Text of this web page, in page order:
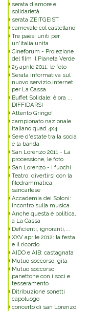
serata d'amore e
solidarietà
serata ZEITGEIST
carnevale col castellano
Tre paesi uniti per
un'italia unita
Cineforum - Proiezione
del film Il Pianeta Verde
25 aprile 2011: le foto
Serata informativa sul
nuovo servizio internet
per La Cassa
Buffet Solidale: è ora ...
DIFFIDARSI
Attento Gringo!
campionato nazionale
italiano quad 4x4
Sere d'estate tra la socia
e la banda
San Lorenzo 2011 - La
processione, le foto
San Lorenzo - i fuochi
Teatro: divertirsi con la
filodrammatica
sancarlese
Accademia dei Soloni:
incontro sulla musica
Anche questa è politica,
a La Cassa
Deficienti, ignoranti,...
XXV aprile 2012: la festa
e il ricordo
AIDO e AIB: castagnata
Mutuo soccorso: gita
Mutuo soccorso:
panettone con i soci e
tesseramento
Ditribuzione sonetti
capoluogo
concerto di san Lorenzo